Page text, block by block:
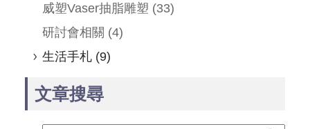
威塑Vaser抽脂雕塑 (33)
研討會相關 (4)
生活手札 (9)
文章搜尋